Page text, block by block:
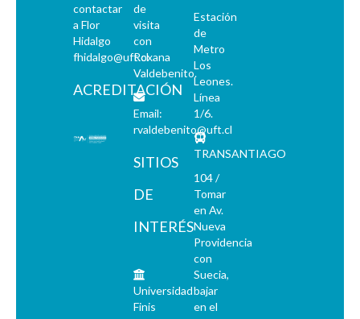
contactar
a Flor
Hidalgo
fhidalgo@uft.cl
ACREDITACIÓN
de
visita
con
Roxana
Valdebenito.
Email:
rvaldebenito@uft.cl
SITIOS
DE
INTERÉS
Universidad
Finis
Estación
de
Metro
Los
Leones.
Línea
1/6.
TRANSANTIAGO
104 /
Tomar
en Av.
Nueva
Providencia
con
Suecia,
bajar
en el